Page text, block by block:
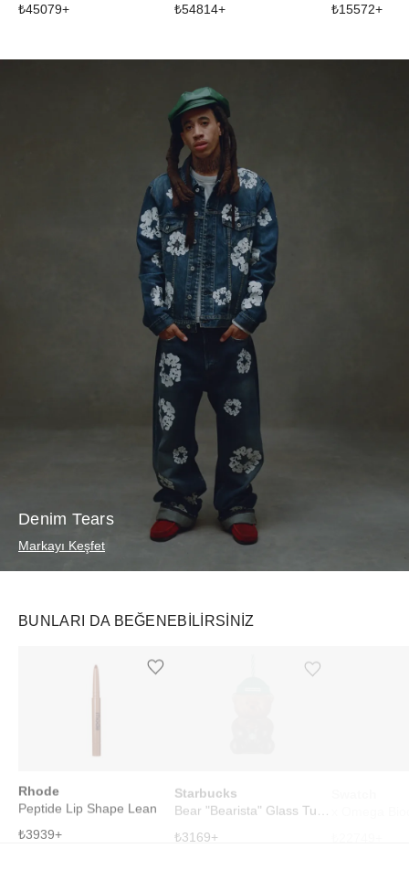
₺45079+ ₺54814+ ₺15572+
Denim Tears
Markayı Keşfet
BUNLARI DA BEĞENEBILIRSINIZ
Rhode
Peptide Lip Shape Lean
₺3939+
Ürünü istek listesine ekle veya listeden çıkar
Starbucks
₺3169 +
Ürünü istek listesine ekle veya listeden çıkar